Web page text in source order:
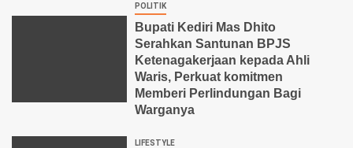
POLITIK
Bupati Kediri Mas Dhito
Serahkan Santunan BPJS
Ketenagakerjaan kepada Ahli
Waris, Perkuat komitmen
Memberi Perlindungan Bagi
Warganya
LIFESTYLE